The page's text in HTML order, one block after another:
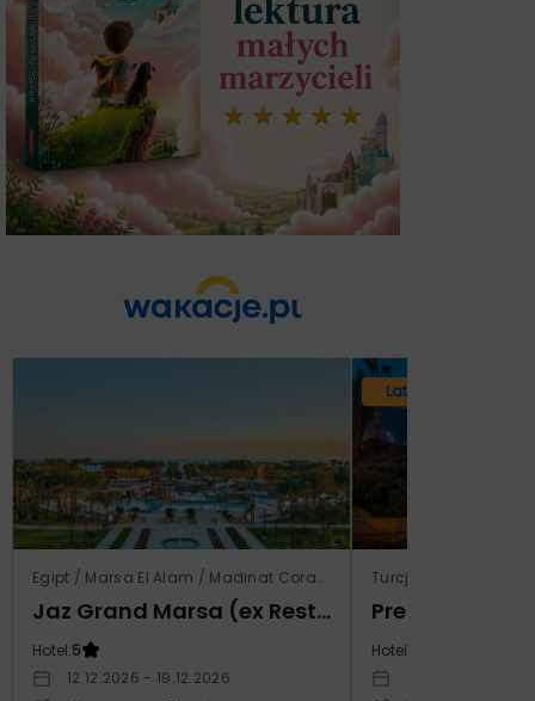
Egipt / Marsa El Alam / Madinat Coraya
Jaz Grand Marsa (ex Resta Grand Resort)
Hotel:5
12.12.2026 - 19.12.2026
Lato 2026
Turcja / Riwiera
Prestige
Hotel: